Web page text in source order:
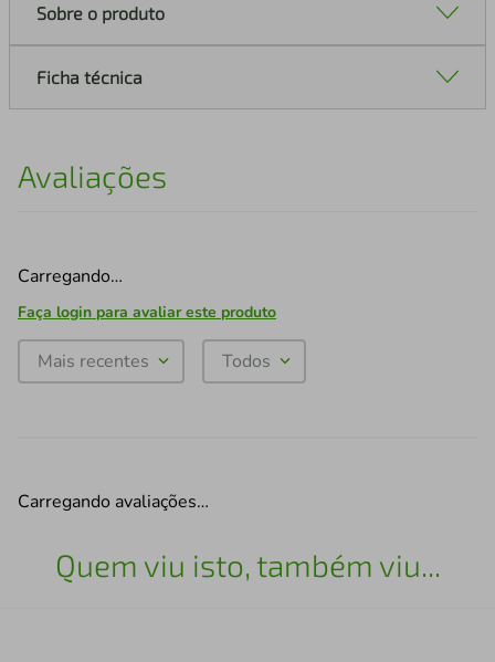
Sobre o produto
Ficha técnica
Avaliações
Carregando…
Faça login para avaliar este produto
Mais recentes Todos
Carregando avaliações…
Quem viu isto, também viu...